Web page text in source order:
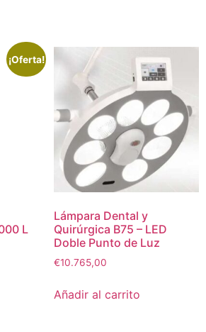
¡Oferta!
L
Lámpara Dental y
Quirúrgica B75 – LED
Doble Punto de Luz
€10.765,00
Añadir al carrito